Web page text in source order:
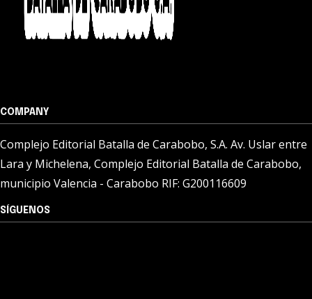
COMPANY
Complejo Editorial Batalla de Carabobo, S.A. Av. Uslar entre
Lara y Michelena, Complejo Editorial Batalla de Carabobo,
municipio Valencia - Carabobo RIF: G200116609
SÍGUENOS